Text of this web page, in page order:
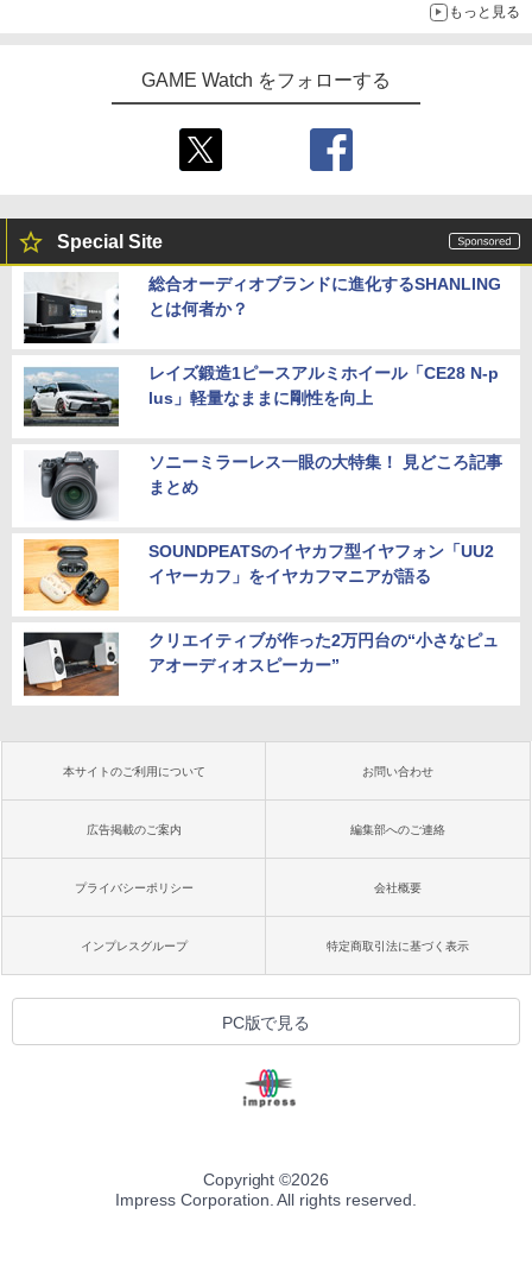
もっと見る
GAME Watch をフォローする
Special Site
総合オーディオブランドに進化するSHANLING
とは何者か？
レイズ鍛造1ピースアルミホイール「CE28 N-p
lus」軽量なままに剛性を向上
ソニーミラーレス一眼の大特集！ 見どころ記事
まとめ
SOUNDPEATSのイヤカフ型イヤフォン「UU2
イヤーカフ」をイヤカフマニアが語る
クリエイティブが作った2万円台の“小さなピュ
アオーディオスピーカー”
本サイトのご利用について お問い合わせ
広告掲載のご案内 編集部へのご連絡
プライバシーポリシー 会社概要
インプレスグループ 特定商取引法に基づく表示
PC版で見る
Copyright ©2026
Impress Corporation. All rights reserved.